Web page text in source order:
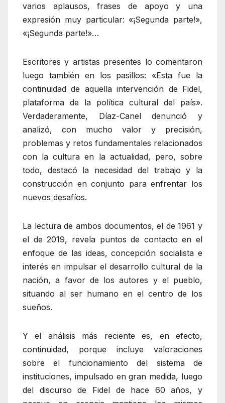
varios aplausos, frases de apoyo y una
expresión muy particular: «¡Segunda parte!»,
«¡Segunda parte!»…
Escritores y artistas presentes lo comentaron
luego también en los pasillos: «Esta fue la
continuidad de aquella intervención de Fidel,
plataforma de la política cultural del país».
Verdaderamente, Díaz-Canel denunció y
analizó, con mucho valor y precisión,
problemas y retos fundamentales relacionados
con la cultura en la actualidad, pero, sobre
todo, destacó la necesidad del trabajo y la
construcción en conjunto para enfrentar los
nuevos desafíos.
La lectura de ambos documentos, el de 1961 y
el de 2019, revela puntos de contacto en el
enfoque de las ideas, concepción socialista e
interés en impulsar el desarrollo cultural de la
nación, a favor de los autores y el pueblo,
situando al ser humano en el centro de los
sueños.
Y el análisis más reciente es, en efecto,
continuidad, porque incluye valoraciones
sobre el funcionamiento del sistema de
instituciones, impulsado en gran medida, luego
del discurso de Fidel de hace 60 años, y